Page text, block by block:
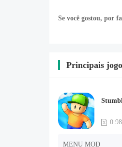
Se você gostou, por
Principais
0.98
MENU MOD